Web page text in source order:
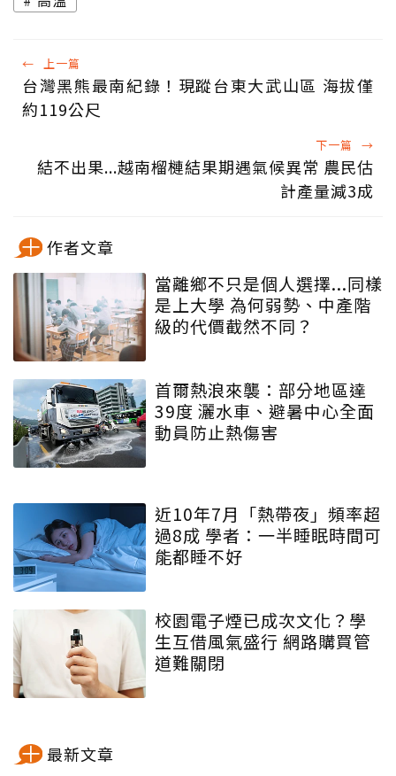
← 上一篇
台灣黑熊最南紀錄！現蹤台東大武山區 海拔僅
約119公尺
下一篇 →
結不出果...越南榴槤結果期遇氣候異常 農民估
計產量減3成
作者文章
當離鄉不只是個人選擇...同樣
是上大學 為何弱勢、中產階
級的代價截然不同？
首爾熱浪來襲：部分地區達
39度 灑水車、避暑中心全面
動員防止熱傷害
近10年7月「熱帶夜」頻率超
過8成 學者：一半睡眠時間可
能都睡不好
校園電子煙已成次文化？學
生互借風氣盛行 網路購買管
道難關閉
最新文章